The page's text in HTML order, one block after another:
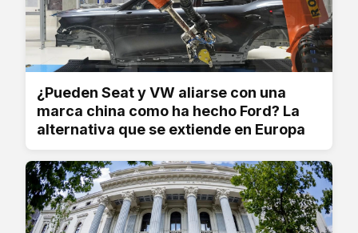
¿Pueden Seat y VW aliarse con una
marca china como ha hecho Ford? La
alternativa que se extiende en Europa